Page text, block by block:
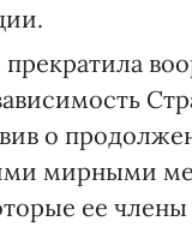
прекратила
о
мирными
ее члены